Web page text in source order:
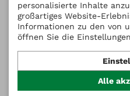
Herkules
Schnee, Laub
kehren
Durch die hohe
personalisierte Inhalte
großartiges Website-
Informationen zu den von
öffnen Sie die
Alle